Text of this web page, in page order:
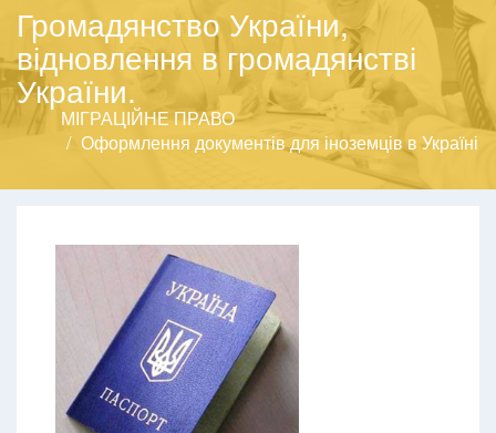
Громадянство України,
відновлення в громадянстві
України.
МІГРАЦІЙНЕ ПРАВО
Оформлення документів для іноземців в Україні